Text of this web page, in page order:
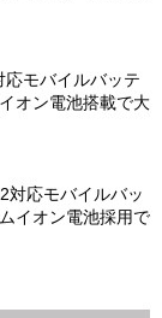
モバイルバッテ
オン電池搭載で大
対応モバイルバッ
イオン電池採用で